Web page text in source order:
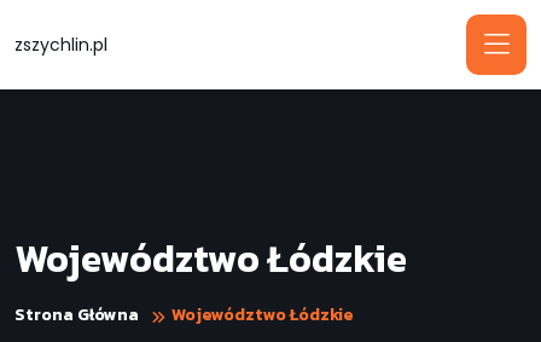
zszychlin.pl
Województwo Łódzkie
Strona Główna Województwo Łódzkie